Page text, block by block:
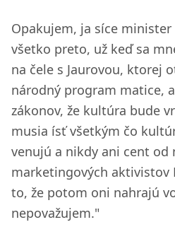
Opakujem, ja síce
všetko preto, už keď sa
na čele s Jaurovou, ktorej
národný program matice,
zákonov, že kultúra bude
musia ísť všetkým čo
venujú a nikdy ani cent od
marketingových aktivistov
to, že potom oni nahrajú
nepovažujem."